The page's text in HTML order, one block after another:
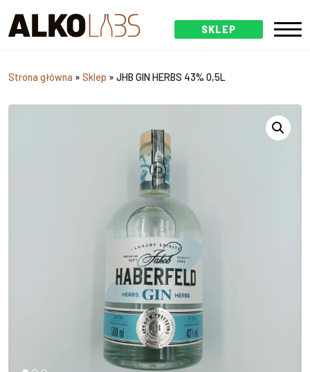
SKLEP
Strona główna » Sklep » JHB GIN HERBS 43% 0,5L